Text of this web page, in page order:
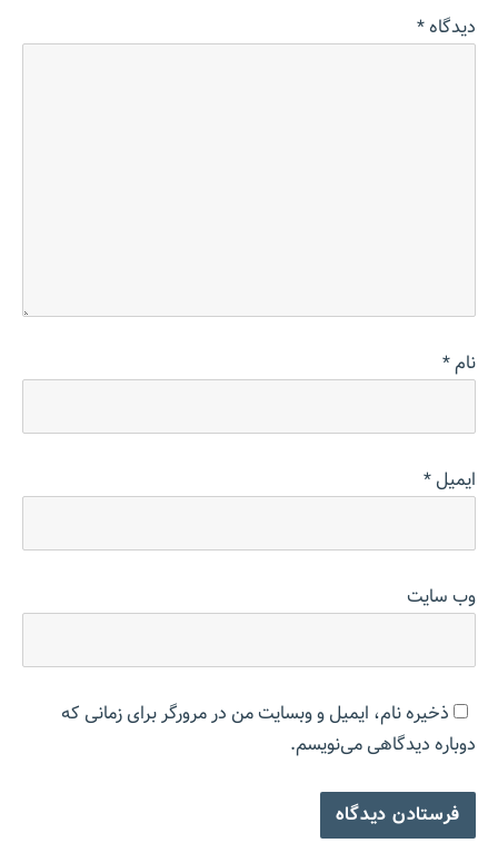
دیدگاه*
نام*
ایمیل*
وب‌ سایت
ذخیره نام، ایمیل و وبسایت من در مرورگر برای زمانی که
دوباره دیدگاهی می‌نویسم.